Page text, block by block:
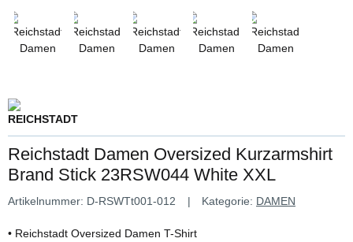
Reichstadt Damen Oversized Kurzarmshirt
Brand Stick 23RSW044 White XXL
Artikelnummer: D-RSWTt001-012 Kategorie: DAMEN
• Reichstadt Oversized Damen T-Shirt